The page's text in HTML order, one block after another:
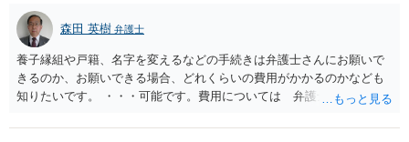
森田 英樹 弁護士
養子縁組や戸籍、名字を変えるなどの手続きは弁護士さんにお願いで
きるのか、お願いできる場合、どれくらいの費用がかかるのかなども
知りたいです。 ・・・可能です。費用については 弁護士と直接面談
ています。 やはり、成人した子のことまでごちゃごちゃ考えず、自分